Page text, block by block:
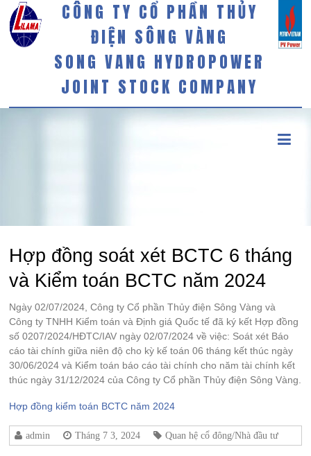
CÔNG TY CỔ PHẦN THỦY
ĐIỆN SÔNG VÀNG
SONG VANG HYDROPOWER
JOINT STOCK COMPANY
Hợp đồng soát xét BCTC 6 tháng
và Kiểm toán BCTC năm 2024
Ngày 02/07/2024, Công ty Cổ phần Thủy điện Sông Vàng và
Công ty TNHH Kiểm toán và Định giá Quốc tế đã ký kết Hợp đồng
số 0207/2024/HĐTC/IAV ngày 02/07/2024 về việc: Soát xét Báo
cáo tài chính giữa niên độ cho kỳ kế toán 06 tháng kết thúc ngày
30/06/2024 và Kiểm toán báo cáo tài chính cho năm tài chính kết
thúc ngày 31/12/2024 của Công ty Cổ phần Thủy điện Sông Vàng.
Hợp đồng kiểm toán BCTC năm 2024
admin Tháng 7 3, 2024 Quan hệ cổ đông/Nhà đầu tư